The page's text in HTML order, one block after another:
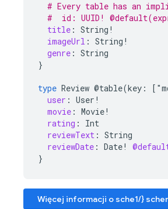
# Every table has an
#  id: UUID!
title : String !
imageUrl : String !
genre : String
}
type Review @table(key:
user : User !
movie : Movie!
rating :
Int
reviewText : String
reviewDate : Date!
}
Więcej informacji o sche1/}